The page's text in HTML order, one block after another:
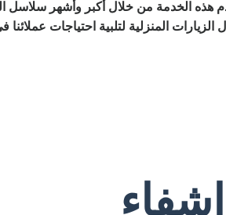
هذه الخدمة من خلال أكبر وأشهر
المنزلية لتلبية احتياجات